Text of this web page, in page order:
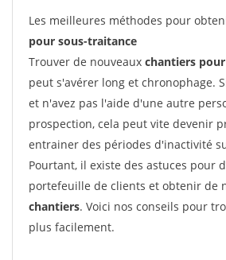
Les meilleures méthodes pour
pour sous-traitance
Trouver de nouveaux chantiers
peut s'avérer long et chronophage.
et n'avez pas l'aide d'une autre
prospection, cela peut vite devenir
entrainer des périodes d'inactivité
Pourtant, il existe des astuces pour
portefeuille de clients et obtenir de
chantiers. Voici nos conseils pour
plus facilement.